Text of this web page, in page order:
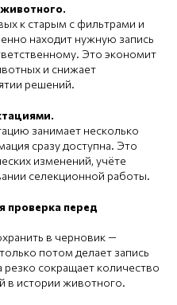
к старым с фильтрами и
находит нужную запись
Это экономит
и снижает
решений.
занимает несколько
сразу доступна. Это
изменений, учёте
селекционной работы.
проверка перед
в черновик —
потом делает запись
резко сокращает количество
в истории животного.